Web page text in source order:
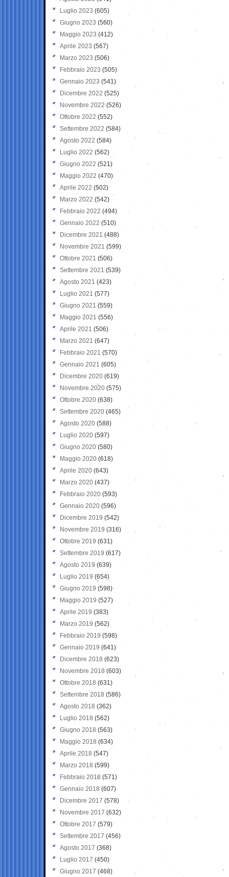
Luglio 2023 (605)
Giugno 2023 (560)
Maggio 2023 (412)
Aprile 2023 (567)
Marzo 2023 (506)
Febbraio 2023 (505)
Gennaio 2023 (541)
Dicembre 2022 (525)
Novembre 2022 (526)
Ottobre 2022 (552)
Settembre 2022 (584)
Agosto 2022 (584)
Luglio 2022 (562)
Giugno 2022 (521)
Maggio 2022 (470)
Aprile 2022 (502)
Marzo 2022 (542)
Febbraio 2022 (494)
Gennaio 2022 (510)
Dicembre 2021 (488)
Novembre 2021 (599)
Ottobre 2021 (506)
Settembre 2021 (539)
Agosto 2021 (423)
Luglio 2021 (577)
Giugno 2021(559)
Maggio 2021 (556)
Aprile 2021 (506)
Marzo 2021 (647)
Febbraio 2021 (570)
Gennaio 2021 (605)
Dicembre 2020 (619)
Novembre 2020 (575)
Ottobre 2020 (638)
Settembre 2020(465)
Agosto 2020 (588)
Luglio 2020 (597)
Giugno 2020 (580)
Maggio 2020 (618)
Aprile 2020 (643)
Marzo 2020 (437)
Febbraio 2020 (593)
Gennaio 2020 (596)
Dicembre 2019 (542)
Novembre 2019 (316)
Ottobre 2019 (631)
Settembre 2019 (617)
Agosto 2019 (639)
Luglio 2019 (654)
Giugno 2019 (598)
Maggio 2019 (527)
Aprile 2019 (383)
Marzo 2019 (562)
Febbraio 2019 (598)
Gennaio 2019 (641)
Dicembre 2018 (623)
Novembre 2018 (603)
Ottobre 2018 (631)
Settembre 2018 (586)
Agosto 2018 (362)
Luglio 2018 (562)
Giugno 2018 (563)
Maggio 2018 (634)
Aprile 2018 (547)
Marzo 2018 (599)
Febbraio 2018 (571)
Gennaio 2018 (607)
Dicembre 2017 (578)
Novembre 2017 (632)
Ottobre 2017 (579)
Settembre 2017 (456)
Agosto 2017 (368)
Luglio 2017 (450)
Giugno 2017 (468)